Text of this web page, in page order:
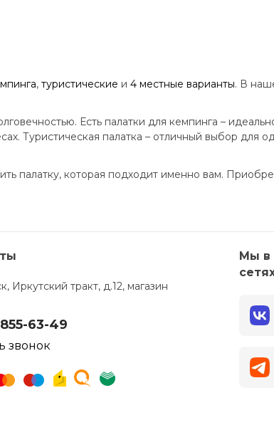
, туристические и 4 местные варианты. В
Есть палатки для кемпинга –
Туристическая палатка – отличный выбор для
палатку, которая подходит именно вам.
Иркутский тракт, д.12, магазин
63-49
звонок
Мы в